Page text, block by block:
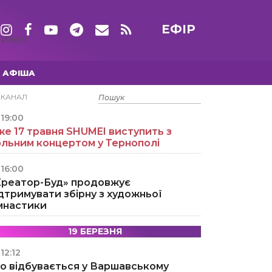
ЕФІР
АФІША
15 ТРАВНЯ
19:00
17 травня SHUMEI виступить з
концертом у Тернополі
16:00
Буд» продовжує
збірну з художньої
19 БЕРЕЗНЯ
12:12
відбувається у Варшавському